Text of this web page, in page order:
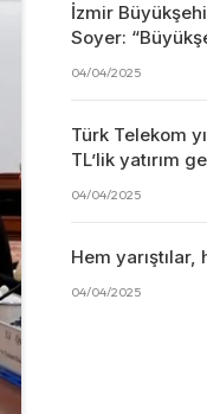
İzmir
Soyer:
04/04/2025
Türk Telekom
TL’lik yatırım
04/04/2025
Hem
04/04/2025